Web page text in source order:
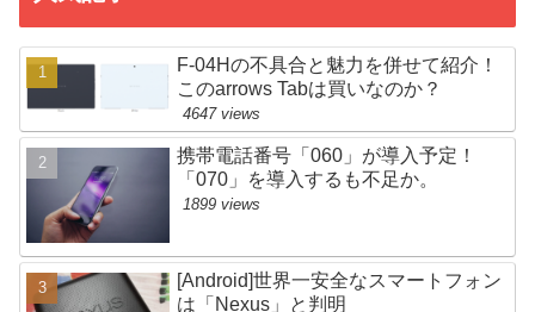
F-04Hの不具合と魅力を併せて紹介！
このarrows Tabは買いなのか？
4647 views
携帯電話番号「060」が導入予定！
「070」を導入するも不足か。
1899 views
[Android]世界一安全なスマートフォン
は「Nexus」と判明